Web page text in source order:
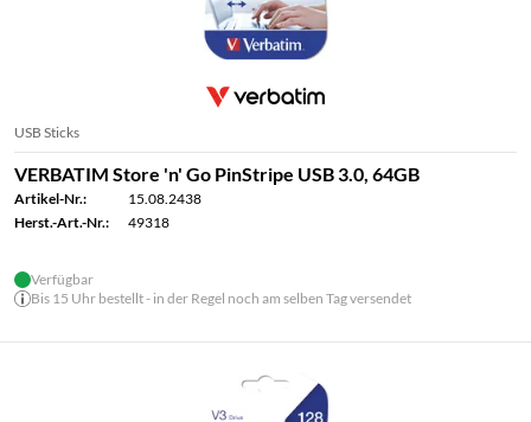
USB Sticks
VERBATIM Store 'n' Go PinStripe USB 3.0, 64GB
Artikel-Nr.:
15.08.2438
Herst.-Art.-Nr.:
49318
Verfügbar
Bis 15 Uhr bestellt - in der Regel noch am selben Tag versendet